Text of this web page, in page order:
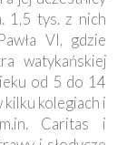
1,5 tys. z nich
VI, gdzie
watykańskiej
od 5 do 14
kilku kolegiach i
Caritas i